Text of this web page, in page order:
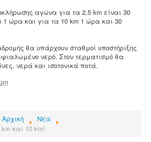
αγώνα για τα 2,5 km είναι 30
1 ώρα και για τα 10 km 1 ώρα και 30
θα υπάρχουν σταθμοί υποστήριξης
νερό. Στον τερματισμό θα
νερά και ισοτονικά ποτά.
Αρχική
Νέα
και 10 km!